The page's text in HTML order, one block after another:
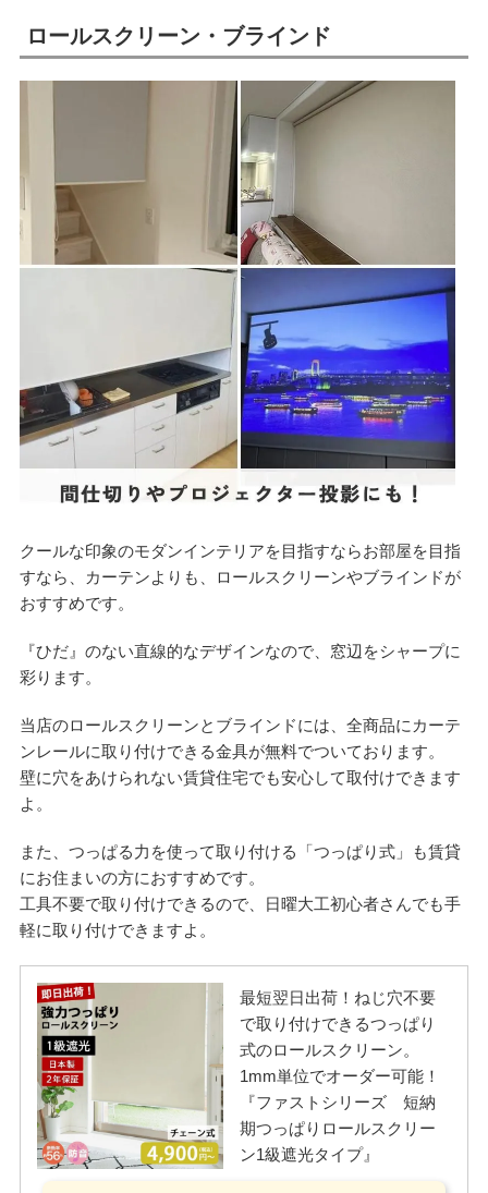
ロールスクリーン・ブラインド
クールな印象のモダンインテリアを目指すならお部屋を目指
すなら、カーテンよりも、ロールスクリーンやブラインドが
おすすめです。
『ひだ』のない直線的なデザインなので、窓辺をシャープに
彩ります。
当店のロールスクリーンとブラインドには、全商品にカーテ
ンレールに取り付けできる金具が無料でついております。
壁に穴をあけられない賃貸住宅でも安心して取付けできます
よ。
また、つっぱる力を使って取り付ける「つっぱり式」も賃貸
にお住まいの方におすすめです。
工具不要で取り付けできるので、日曜大工初心者さんでも手
軽に取り付けできますよ。
最短翌日出荷！ねじ穴不要
で取り付けできるつっぱり
式のロールスクリーン。
1mm単位でオーダー可能！
『ファストシリーズ 短納
期つっぱりロールスクリー
ン1級遮光タイプ』